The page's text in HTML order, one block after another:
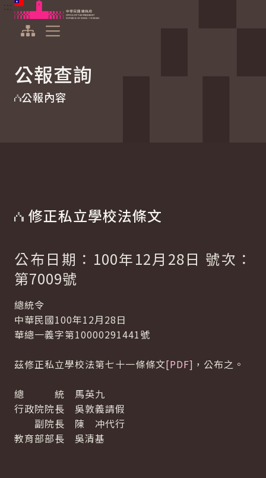
跳到主要內容
中華民國總統府
公報查詢
公報內容
修正私立學校法條文
公布日期：100年12月28日 號次：
第7009號
總統令
中華民國100年12月28日
華總一義字第10000291441號
茲修正私立學校法第七十一條條文[PDF] ，公布之。
總 統 馬英九
行政院院長 吳敦義請假
副院長 陳 冲代行
教育部部長 吳清基